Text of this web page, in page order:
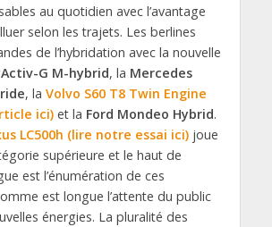
au quotidien avec l’avantage
selon les trajets. Les berlines
de l’hybridation avec la nouvelle
G M-hybrid, la Mercedes
, la Volvo S60 T8 Twin Engine
ici)et la Ford Mondeo Hybrid.
LC500h (lire notre essai ici)joue
supérieure et le haut de
est l’énumération de ces
est longue l’attente du public
énergies. La pluralité des